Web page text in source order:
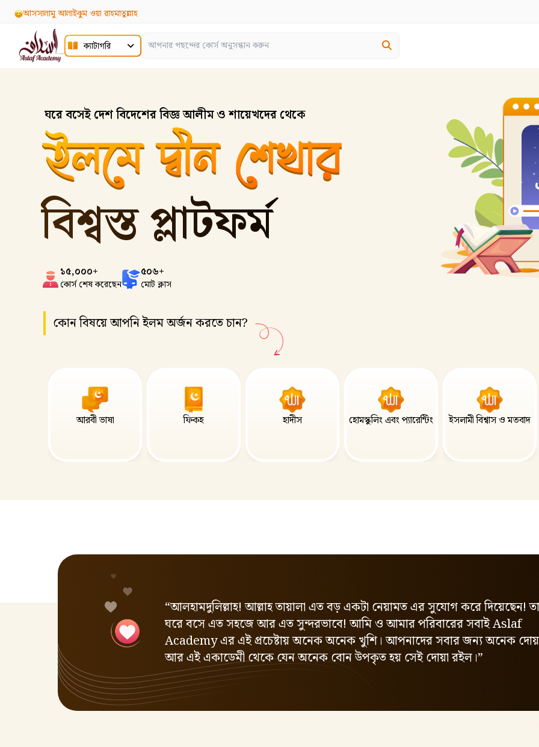
আসসালামু আলাইকুম ওয়া রাহমাতুল্লাহ
ক্যাটাগরি
ঘরে বসেই দেশ বিদেশের বিজ্ঞ আলীম ও শায়েখদের থেকে
বিশ্বস্ত প্লাটফর্ম
১৫,০০০+
কোর্স শেষ করেছেন
৫০৬+
মোট ক্লাস
কোন বিষয়ে আপনি ইলম অর্জন করতে চান?
আরবী ভাষা ফিকহ হাদীস হোমস্কুলিং এবং প্যারেন্টিং ইসলামী বিশ্বাস ও মতবাদ
“আলহামদুলিল্লাহ! আল্লাহ তায়ালা এত বড় একটা নেয়ামত এর সুযোগ করে দিয়েছেন!
ঘরে বসে এত সহজে আর এত সুন্দরভাবে! আমি ও আমার পরিবারের সবাই Aslaf
Academy এর এই প্রচেষ্টায় অনেক অনেক খুশি। আপনাদের সবার জন্য অনেক
আর এই একাডেমী থেকে যেন অনেক বোন উপকৃত হয় সেই দোয়া রইল।”